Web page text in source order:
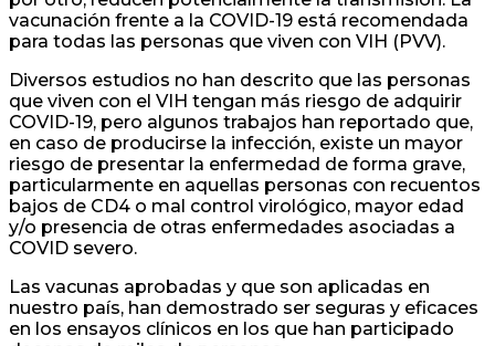
vacunación frente a la COVID-19 está recomendada
para todas las personas que viven con VIH (PVV).
Diversos estudios no han descrito que las personas
que viven con el VIH tengan más riesgo de adquirir
COVID-19, pero algunos trabajos han reportado que,
en caso de producirse la infección, existe un mayor
riesgo de presentar la enfermedad de forma grave,
particularmente en aquellas personas con recuentos
bajos de CD4 o mal control virológico, mayor edad
y/o presencia de otras enfermedades asociadas a
COVID severo.
Las vacunas aprobadas y que son aplicadas en
nuestro país, han demostrado ser seguras y eficaces
en los ensayos clínicos en los que han participado